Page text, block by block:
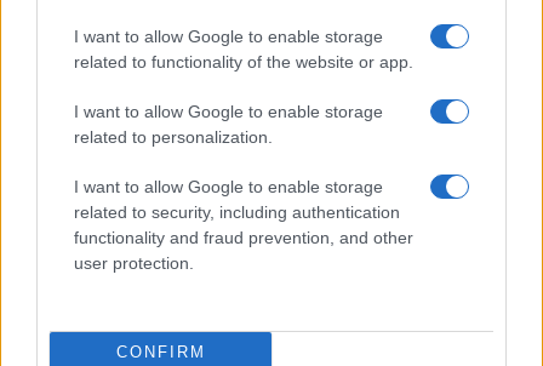
I want to allow Google to enable storage
related to functionality of the website or app.
I want to allow Google to enable storage
related to personalization.
I want to allow Google to enable storage
related to security, including authentication
functionality and fraud prevention, and other
user protection.
CONFIRM